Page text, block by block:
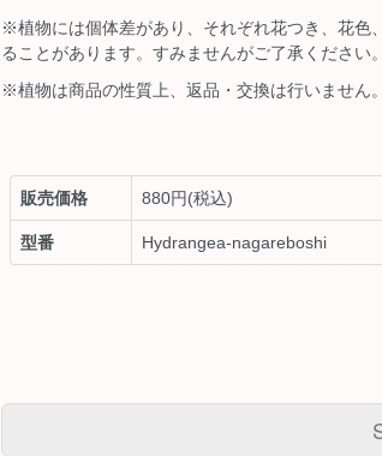
※植物には個体差があり、それぞれ花つき、花色
ることがあります。すみませんがご了承ください。
※植物は商品の性質上、返品・交換は行いません
販売価格 880円(税込)
型番 Hydrangea-nagareboshi